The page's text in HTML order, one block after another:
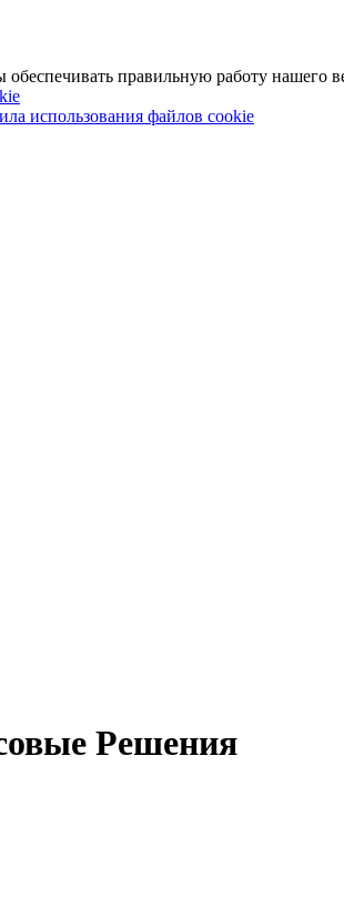
правильную работу нашего
использования файлов cookie
Решения